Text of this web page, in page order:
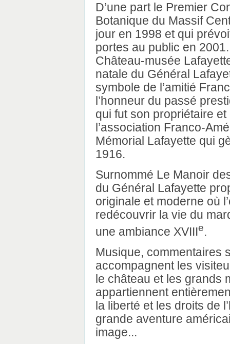
D’une part le Premier
Botanique du Massif
jour en 1998 et qui
portes au public en
Château-musée
natale du Général
symbole de l’amitié
l’honneur du passé
qui fut son propriétaire
l’association Franco-
Mémorial Lafayette qui
1916.
Surnommé Le Manoir
du Général Lafayette
originale et moderne où
redécouvrir la vie du
une ambiance XVIIIe.
Musique, commentaires
accompagnent les
le château et les grands
appartiennent
la liberté et les droits de
grande aventure
image...